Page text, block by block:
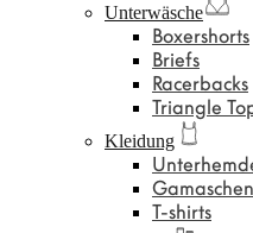
Unterwäsche
Boxershorts
Briefs
Racerbacks
Triangle
Kleidung
Gamaschen
T-shirts